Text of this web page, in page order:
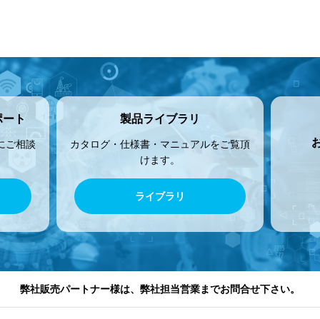
ト
ご相談
製品ライブラリ
カタログ・仕様書・マニュアルをご覧頂
けます。
ライブラリ
弊社販売パートナー様は、弊社担当営業までお問合せ下さい。